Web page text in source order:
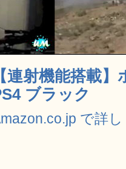
【連射機能搭載
ブラック
で詳